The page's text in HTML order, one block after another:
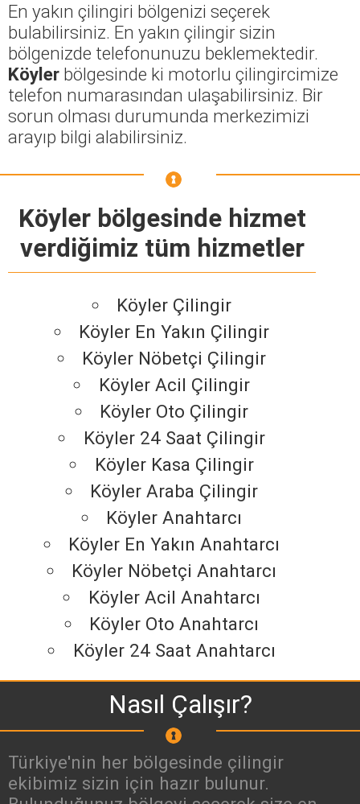
En yakın çilingiri bölgenizi seçerek
bulabilirsiniz. En yakın çilingir sizin
bölgenizde telefonunuzu beklemektedir.
Köyler bölgesinde ki motorlu çilingircimize
telefon numarasından ulaşabilirsiniz. Bir
sorun olması durumunda merkezimizi
arayıp bilgi alabilirsiniz.
Köyler bölgesinde hizmet
verdiğimiz tüm hizmetler
Köyler Çilingir
Köyler En Yakın Çilingir
Köyler Nöbetçi Çilingir
Köyler Acil Çilingir
Köyler Oto Çilingir
Köyler 24 Saat Çilingir
Köyler Kasa Çilingir
Köyler Araba Çilingir
Köyler Anahtarcı
Köyler En Yakın Anahtarcı
Köyler Nöbetçi Anahtarcı
Köyler Acil Anahtarcı
Köyler Oto Anahtarcı
Köyler 24 Saat Anahtarcı
Nasıl Çalışır?
Türkiye'nin her bölgesinde çilingir
ekibimiz sizin için hazır bulunur.